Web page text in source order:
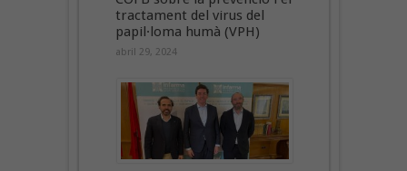
tractament del virus del
papil·loma humà (VPH)
abril 29, 2024